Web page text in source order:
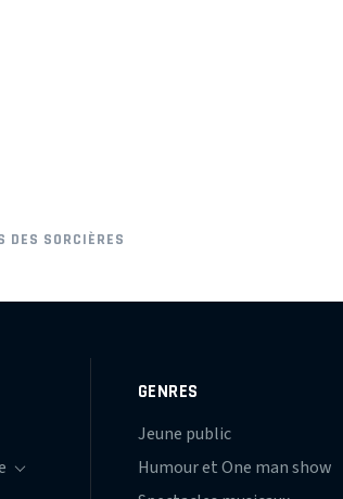
DES SORCIÈRES
GENRES
Jeune public
Humour et One man show